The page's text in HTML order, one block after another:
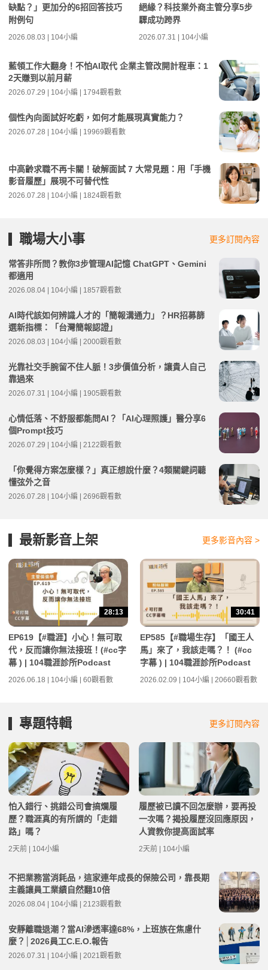
缺點？」更加分的6招回答技巧
附例句
2026.08.03 | 104小編
絕緣？科技業外商主管分享5步
驟成功跨界
2026.07.31 | 104小編
藍領工作大翻身！不怕AI取代 企業主管改開計程車：1
2天賺到以前月薪
2026.07.29 | 104小編 | 1794觀看數
個性內向面試好吃虧，如何才能展現真實能力？
2026.07.28 | 104小編 | 19969觀看數
中高齡求職不再卡關！破解面試 7 大常見題：用「手機
影音履歷」展現不可替代性
2026.07.28 | 104小編 | 1824觀看數
職場大小事 更多訂閱內容
常答非所問？教你3步管理AI記憶 ChatGPT、Gemini
都適用
2026.08.04 | 104小編 | 1857觀看數
AI時代該如何辨識人才的「簡報溝通力」？HR招募篩
選新指標：「台灣簡報認證」
2026.08.03 | 104小編 | 2000觀看數
光靠社交手腕留不住人脈！3步價值分析，讓貴人自己
靠過來
2026.07.31 | 104小編 | 1905觀看數
心情低落、不舒服都能問AI？「AI心理照護」醫分享6
個Prompt技巧
2026.07.29 | 104小編 | 2122觀看數
「你覺得方案怎麼樣？」真正想說什麼？4類關鍵詞聽
懂弦外之音
2026.07.28 | 104小編 | 2696觀看數
最新影音上架 更多影音內容 >
28:13
EP619【#職涯】小心！無可取
代，反而讓你無法接班！(#cc字
幕 ) | 104職涯診所Podcast
2026.06.18 | 104小編 | 60觀看數
30:41
EP585【#職場生存】「國王人
馬」來了，我該走嗎？！ (#cc
字幕 ) | 104職涯診所Podcast
2026.02.09 | 104小編 | 20660觀看數
專題特輯 更多訂閱內容
怕入錯行、挑錯公司會搞爛履
歷？職涯真的有所謂的「走錯
路」嗎？
2天前 | 104小編
履歷被已讀不回怎麼辦，要再投
一次嗎？揭投履歷沒回應原因，
人資教你提高面試率
2天前 | 104小編
不把業務當消耗品，這家連年成長的保險公司，靠長期
主義讓員工業績自然翻10倍
2026.08.04 | 104小編 | 2123觀看數
安靜離職退潮？當AI滲透率達68%，上班族在焦慮什
麼？│2026員工C.E.O.報告
2026.07.31 | 104小編 | 2021觀看數